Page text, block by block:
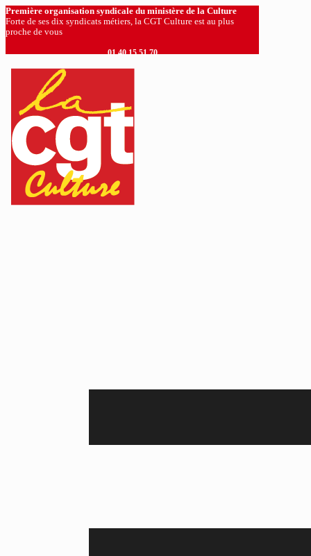
Première organisation syndicale du ministère de la Culture
Forte de ses dix syndicats métiers, la CGT Culture est au plus
proche de vous
01 40 15 51 70